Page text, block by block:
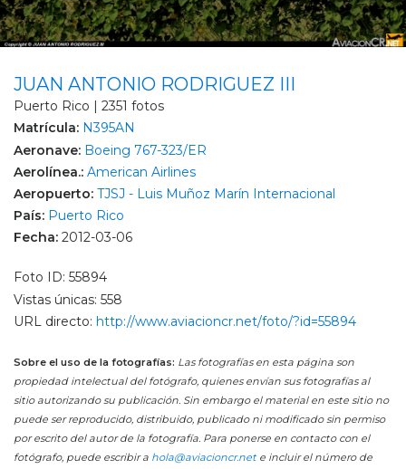
JUAN ANTONIO RODRIGUEZ III
Puerto Rico | 2351 fotos
Matrícula: N395AN
Aeronave: Boeing 767-323/ER
Aerolínea.: American Airlines
Aeropuerto: TJSJ - Luis Muñoz Marín Internacional
País: Puerto Rico
Fecha: 2012-03-06
Foto ID: 55894
Vistas únicas: 558
URL directo: http://www.aviacioncr.net/foto/?id=55894
Sobre el uso de la fotografías: Las fotografías en esta página son
propiedad intelectual del fotógrafo, quienes envían sus fotografías al
sitio autorizando su publicación. Sin embargo el material en este sitio no
puede ser reproducido, distribuido, publicado ni modificado sin permiso
por escrito del autor de la fotografía. Para ponerse en contacto con el
fotógrafo, puede escribir a hola@aviacioncr.nete incluir el número de